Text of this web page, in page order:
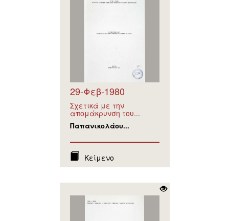
29-Φεβ-1980
Σχετικά με την
απομάκρυνση του...
Παπανικολάου...
Κείμενο